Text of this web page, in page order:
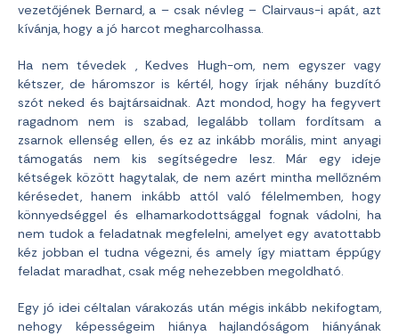
vezetőjének Bernard, a – csak névleg – Clairvaus-i apát, azt
kívánja, hogy a jó harcot megharcolhassa.
Ha nem tévedek , Kedves Hugh-om, nem egyszer vagy
kétszer, de háromszor is kértél, hogy írjak néhány buzdító
szót neked és bajtársaidnak. Azt mondod, hogy ha fegyvert
ragadnom nem is szabad, legalább tollam fordítsam a
zsarnok ellenség ellen, és ez az inkább morális, mint anyagi
támogatás nem kis segítségedre lesz. Már egy ideje
kétségek között hagytalak, de nem azért mintha mellőzném
kérésedet, hanem inkább attól való félelmemben, hogy
könnyedséggel és elhamarkodottsággal fognak vádolni, ha
nem tudok a feladatnak megfelelni, amelyet egy avatottabb
kéz jobban el tudna végezni, és amely így miattam éppúgy
feladat maradhat, csak még nehezebben megoldható.
Egy jó idei céltalan várakozás után mégis inkább nekifogtam,
nehogy képességeim hiánya hajlandóságom hiányának